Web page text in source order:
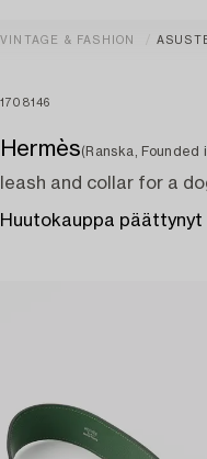
VINTAGE & FASHION
1708146
Hermès(Ranska, Founded
leash and collar for a
Huutokauppa päättynyt